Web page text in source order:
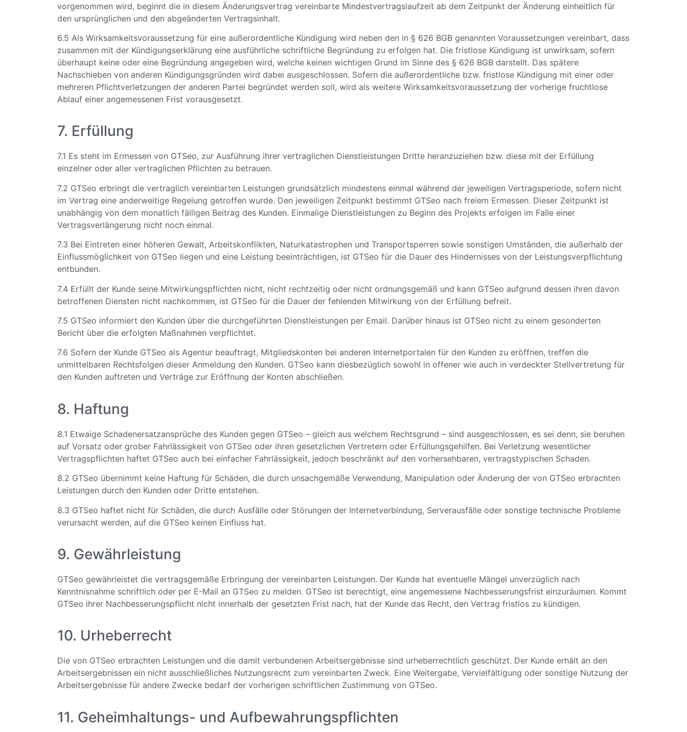
vorgenommen wird, beginnt die in diesem Änderungsvertrag vereinbarte Mindestvertragslaufzeit ab dem Zeitpunkt der Änderung einheitlich für
den ursprünglichen und den abgeänderten Vertragsinhalt.
6.5 Als Wirksamkeitsvoraussetzung für eine außerordentliche Kündigung wird neben den in § 626 BGB genannten Voraussetzungen vereinbart, dass
zusammen mit der Kündigungserklärung eine ausführliche schriftliche Begründung zu erfolgen hat. Die fristlose Kündigung ist unwirksam, sofern
überhaupt keine oder eine Begründung angegeben wird, welche keinen wichtigen Grund im Sinne des § 626 BGB darstellt. Das spätere
Nachschieben von anderen Kündigungsgründen wird dabei ausgeschlossen. Sofern die außerordentliche bzw. fristlose Kündigung mit einer oder
mehreren Pflichtverletzungen der anderen Partei begründet werden soll, wird als weitere Wirksamkeitsvoraussetzung der vorherige fruchtlose
Ablauf einer angemessenen Frist vorausgesetzt.
7. Erfüllung
7.1 Es steht im Ermessen von GTSeo, zur Ausführung ihrer vertraglichen Dienstleistungen Dritte heranzuziehen bzw. diese mit der Erfüllung
einzelner oder aller vertraglichen Pflichten zu betrauen.
7.2 GTSeo erbringt die vertraglich vereinbarten Leistungen grundsätzlich mindestens einmal während der jeweiligen Vertragsperiode, sofern nicht
im Vertrag eine anderweitige Regelung getroffen wurde. Den jeweiligen Zeitpunkt bestimmt GTSeo nach freiem Ermessen. Dieser Zeitpunkt ist
unabhängig von dem monatlich fälligen Beitrag des Kunden. Einmalige Dienstleistungen zu Beginn des Projekts erfolgen im Falle einer
Vertragsverlängerung nicht noch einmal.
7.3 Bei Eintreten einer höheren Gewalt, Arbeitskonflikten, Naturkatastrophen und Transportsperren sowie sonstigen Umständen, die außerhalb der
Einflussmöglichkeit von GTSeo liegen und eine Leistung beeinträchtigen, ist GTSeo für die Dauer des Hindernisses von der Leistungsverpflichtung
entbunden.
7.4 Erfüllt der Kunde seine Mitwirkungspflichten nicht, nicht rechtzeitig oder nicht ordnungsgemäß und kann GTSeo aufgrund dessen ihren davon
betroffenen Diensten nicht nachkommen, ist GTSeo für die Dauer der fehlenden Mitwirkung von der Erfüllung befreit.
7.5 GTSeo informiert den Kunden über die durchgeführten Dienstleistungen per Email. Darüber hinaus ist GTSeo nicht zu einem gesonderten
Bericht über die erfolgten Maßnahmen verpflichtet.
7.6 Sofern der Kunde GTSeo als Agentur beauftragt, Mitgliedskonten bei anderen Internetportalen für den Kunden zu eröffnen, treffen die
unmittelbaren Rechtsfolgen dieser Anmeldung den Kunden. GTSeo kann diesbezüglich sowohl in offener wie auch in verdeckter Stellvertretung für
den Kunden auftreten und Verträge zur Eröffnung der Konten abschließen.
8. Haftung
8.1 Etwaige Schadenersatzansprüche des Kunden gegen GTSeo – gleich aus welchem Rechtsgrund – sind ausgeschlossen, es sei denn, sie beruhen
auf Vorsatz oder grober Fahrlässigkeit von GTSeo oder ihren gesetzlichen Vertretern oder Erfüllungsgehilfen. Bei Verletzung wesentlicher
Vertragspflichten haftet GTSeo auch bei einfacher Fahrlässigkeit, jedoch beschränkt auf den vorhersehbaren, vertragstypischen Schaden.
8.2 GTSeo übernimmt keine Haftung für Schäden, die durch unsachgemäße Verwendung, Manipulation oder Änderung der von GTSeo erbrachten
Leistungen durch den Kunden oder Dritte entstehen.
8.3 GTSeo haftet nicht für Schäden, die durch Ausfälle oder Störungen der Internetverbindung, Serverausfälle oder sonstige technische Probleme
verursacht werden, auf die GTSeo keinen Einfluss hat.
9. Gewährleistung
GTSeo gewährleistet die vertragsgemäße Erbringung der vereinbarten Leistungen. Der Kunde hat eventuelle Mängel unverzüglich nach
Kenntnisnahme schriftlich oder per E-Mail an GTSeo zu melden. GTSeo ist berechtigt, eine angemessene Nachbesserungsfrist einzuräumen. Kommt
GTSeo ihrer Nachbesserungspflicht nicht innerhalb der gesetzten Frist nach, hat der Kunde das Recht, den Vertrag fristlos zu kündigen.
10. Urheberrecht
Die von GTSeo erbrachten Leistungen und die damit verbundenen Arbeitsergebnisse sind urheberrechtlich geschützt. Der Kunde erhält an den
Arbeitsergebnissen ein nicht ausschließliches Nutzungsrecht zum vereinbarten Zweck. Eine Weitergabe, Vervielfältigung oder sonstige Nutzung der
Arbeitsergebnisse für andere Zwecke bedarf der vorherigen schriftlichen Zustimmung von GTSeo.
11. Geheimhaltungs- und Aufbewahrungspflichten